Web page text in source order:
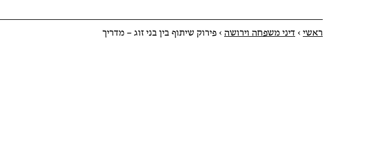
ראשי > דיני משפחה וירושה > פירוק שיתוף בין בני זוג – מדריך